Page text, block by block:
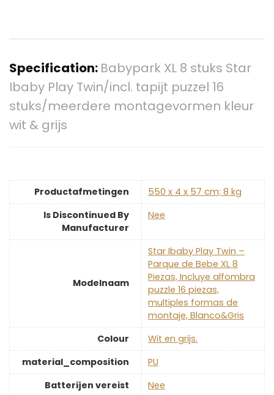
Specification: Babypark XL 8 stuks Star
Ibaby Play Twin/incl. tapijt puzzel 16
stuks/meerdere montagevormen kleur
wit & grijs
Productafmetingen
‎550 x 4 x 57 cm; 8 kg
Is Discontinued By
Manufacturer
‎Nee
Modelnaam
‎Star Ibaby Play Twin –
Parque de Bebe XL 8
Piezas, Incluye alfombra
puzzle 16 piezas,
multiples formas de
montaje, Blanco&Gris
Colour
‎Wit en grijs.
material_composition
‎PU
Batterijen vereist
‎Nee